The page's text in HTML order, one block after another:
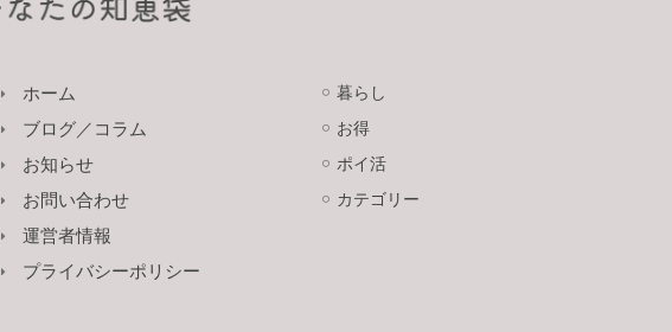
ホーム
ブログ／コラム
お知らせ
お問い合わせ
運営者情報
プライバシーポリシー
暮らし
お得
ポイ活
カテゴリー